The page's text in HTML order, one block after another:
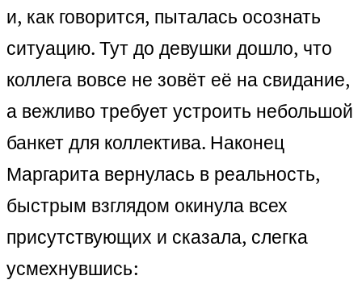
и, как говорится, пыталась осознать
ситуацию. Тут до девушки дошло, что
коллега вовсе не зовёт её на свидание,
а вежливо требует устроить небольшой
банкет для коллектива. Наконец
Маргарита вернулась в реальность,
быстрым взглядом окинула всех
присутствующих и сказала, слегка
усмехнувшись: